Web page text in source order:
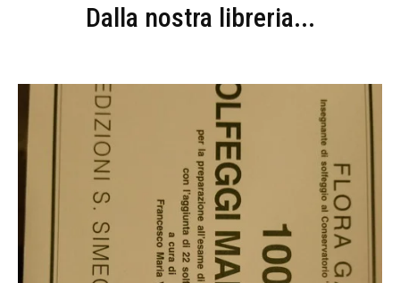
Dalla nostra libreria...